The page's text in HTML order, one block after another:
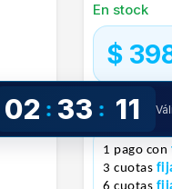
En stock
$
Precio S/
1 pago con
3 cuotas
02 : 33 : 10